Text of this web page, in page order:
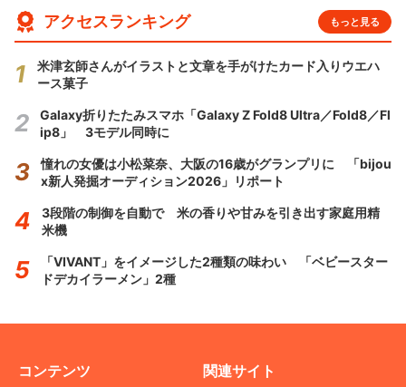
アクセスランキング もっと見る
米津玄師さんがイラストと文章を手がけたカード入りウエハ
ース菓子
Galaxy折りたたみスマホ「Galaxy Z Fold8 Ultra／Fold8／Fl
ip8」 3モデル同時に
憧れの女優は小松菜奈、大阪の16歳がグランプリに 「bijou
x新人発掘オーディション2026」リポート
3段階の制御を自動で 米の香りや甘みを引き出す家庭用精
米機
「VIVANT」をイメージした2種類の味わい 「ベビースター
ドデカイラーメン」2種
コンテンツ 関連サイト